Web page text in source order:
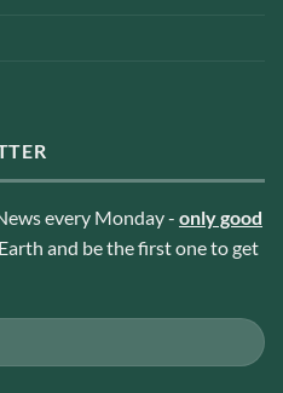
every Monday - only good
and be the first one to get